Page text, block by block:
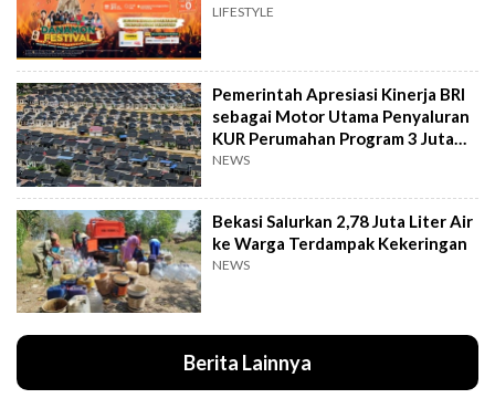
LIFESTYLE
Pemerintah Apresiasi Kinerja BRI
sebagai Motor Utama Penyaluran
KUR Perumahan Program 3 Juta
Rumah
NEWS
Bekasi Salurkan 2,78 Juta Liter Air
ke Warga Terdampak Kekeringan
NEWS
Berita Lainnya